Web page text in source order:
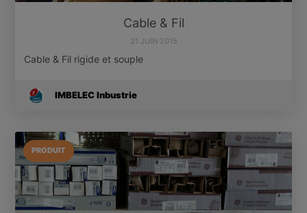
Cable & Fil
21 JUIN 2015
Cable & Fil rigide et souple
IMBELEC Inbustrie
PRODUIT